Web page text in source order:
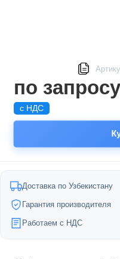
по запросу
с НДС
Доставка по Узбекистану
Гарантия производителя
Работаем с НДС